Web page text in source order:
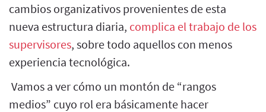
cambios organizativos provenientes de esta
nueva estructura diaria, complica el trabajo de los
supervisores, sobre todo aquellos con menos
experiencia tecnológica.
Vamos a ver cómo un montón de “rangos
medios” cuyo rol era básicamente hacer